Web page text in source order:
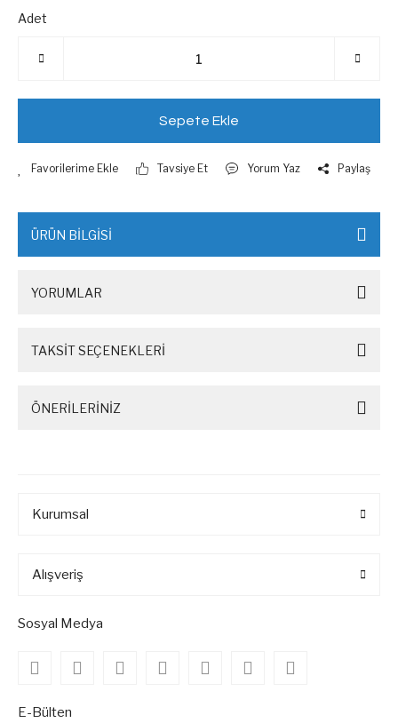
Adet
Sepete Ekle
Tavsiye Et Yorum Yaz Paylaş
ÜRÜN BİLGİSİ
YORUMLAR
TAKSİT SEÇENEKLERİ
ÖNERİLERİNİZ
Kurumsal
Alışveriş
Sosyal Medya
E-Bülten